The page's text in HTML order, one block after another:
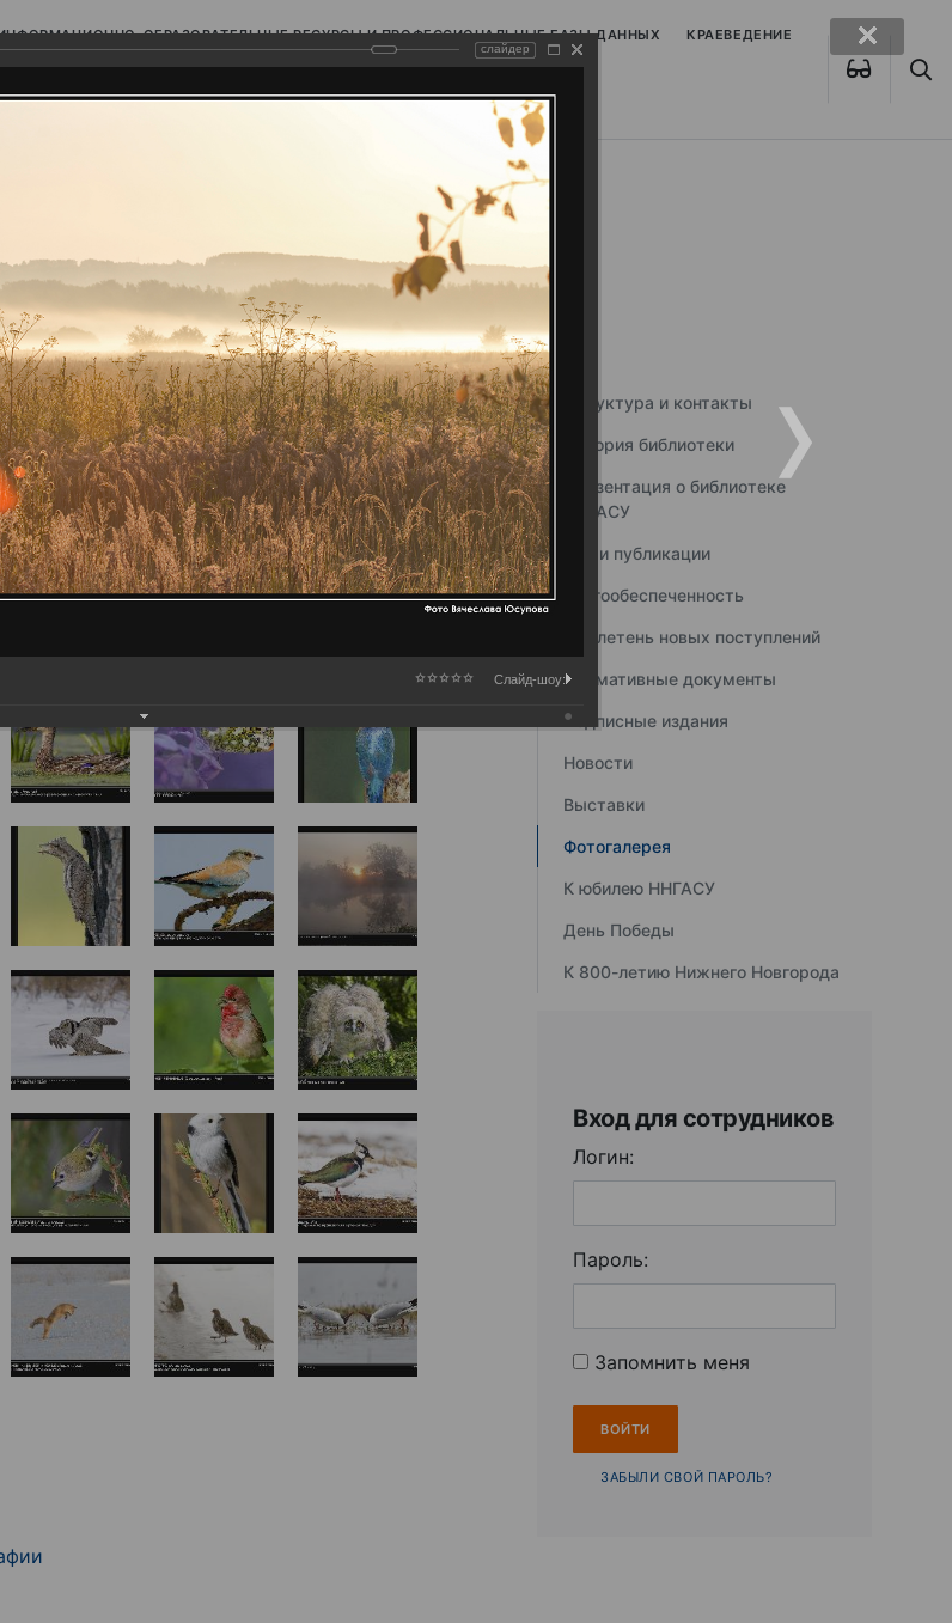
ОБРАЗОВАТЕЛЬНЫЕ РЕСУРСЫ И ПРОФЕССИОНАЛЬНЫЕ БАЗЫ ДАННЫХ КРАЕВЕДЕНИЕ
Структура и контакты
История библиотеки
Презентация о библиотеке
ННГАСУ
Наши публикации
Книгообеспеченность
Бюллетень новых поступлений
Нормативные документы
Подписные издания
Новости
Выставки
Фотогалерея
К юбилею ННГАСУ
День Победы
К 800-летию Нижнего Новгорода
Вход для сотрудников
Логин:
Пароль:
Запомнить меня
ЗАБЫЛИ СВОЙ ПАРОЛЬ?
слайдер
Слайд-шоу: